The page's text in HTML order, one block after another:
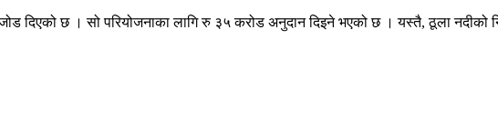
दिएको छ । सो परियोजनाका लागि रु ३५ करोड अनुदान दिइने भएको छ । यस्तै, ठूला नदीको